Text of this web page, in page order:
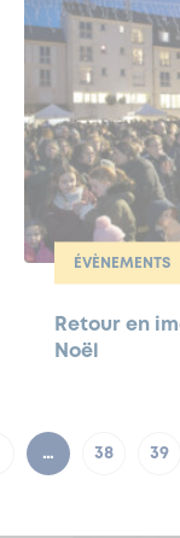
ÉVÈNEMENTS
Retour en
Noël
… 38 39